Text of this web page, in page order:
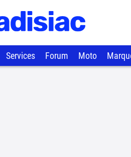
Services Forum Moto